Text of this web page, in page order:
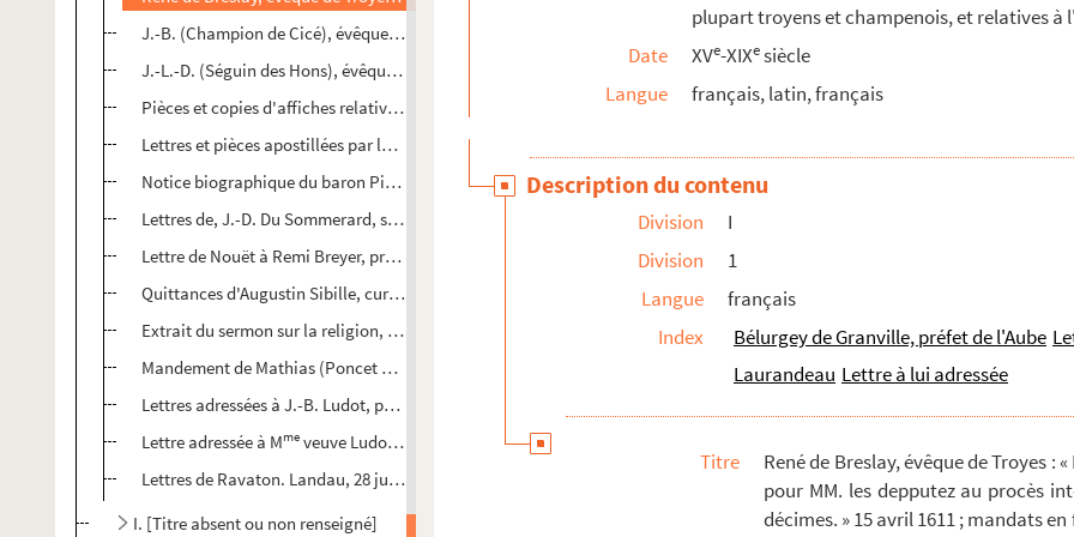
J.-B. (Champion de Cicé), évêque de Troyes. 8 janvier 1759, sans adresse
J.-L.-D. (Séguin des Hons), évêque de Troyes, à Félix Mitantier, à Paris. Troyes, 28 décembre 1837
Pièces et copies d'affiches relatives aux élections de 1848
Lettres et pièces apostillées par les députés de l'Aube : comte Adrien de Mesgrigny (1836, 1847) ; J...
Notice biographique du baron Pierre-Edme Gautherin, maréchal de camp, commandant la légion de la gar...
Lettres de, J.-D. Du Sommerard, s. d.
Lettre de Nouët à Remi Breyer, promoteur en l'officialilé de Troyes. Ivry, 15 avril 1721 ; cachet
Quittances d'Augustin Sibille, curé de Saint-Pantaléon, au trésorier des hôpitaux. Troyes, 1
Extrait du sermon sur la religion, prêché le jour de la Pentecôte 1753 à Sainte-Madeleine de Troyes
Mandement de Mathias (Poncet de La Rivière), évêque de Troyes, pour ordonner des prières de quarante...
Lettres adressées à J.-B. Ludot, par de Corbigny, 1766 ; par E.-L. Aubert, Paris, 1
Lettre adressée à Mme veuve Ludot par son neveu, frère Quinot de La Perrière, cordelier. Auxerre, 3 ...
Lettres de Ravaton. Landau, 28 juin 1775, et de Le Bault, secrétaire de l'Académie de Dijon. 26 août...
I. [Titre absent ou non renseigné]
plupart troyens et champenois, et relatives à
Date
XVe-XIXesiècle
Langue
français, latin, français
Description du contenu
Division
I
Division
1
Langue
français
Index
Bélurgey de Granville, préfet de l'Aube
Laurandeau Lettre à lui adressée
Titre
René de Breslay, évêque de Troyes :
pour MM. les depputez au procès
décimes. » 15 avril 1611 ; mandats